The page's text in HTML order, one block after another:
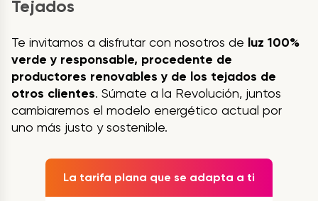
Tejados
Te invitamos a disfrutar con nosotros de luz 100%
verde y responsable, procedente de
productores renovables y de los tejados de
otros clientes. Súmate a la Revolución, juntos
cambiaremos el modelo energético actual por
uno más justo y sostenible.
La tarifa plana que se adapta a ti